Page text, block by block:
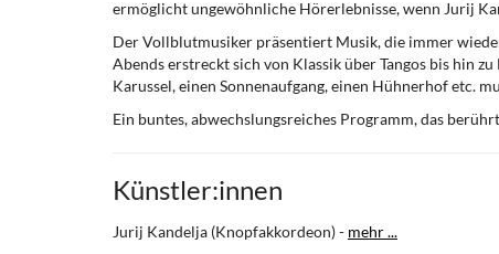
ermöglicht ungewöhnliche Hörerlebnisse, wenn Jurij
Der Vollblutmusiker präsentiert Musik, die immer
Abends erstreckt sich von Klassik über Tangos bis hin
Karussel, einen Sonnenaufgang, einen Hühnerhof etc.
Ein buntes, abwechslungsreiches Programm, das
Künstler:innen
Jurij Kandelja (Knopfakkordeon) - mehr ...